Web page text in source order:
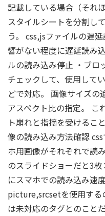
記載している場合（それ
スタイルシートを分割し
う。 css,jsファイルの遅
響がない程度に遅延読み
ルの読み込み停止 ・ブロ
チェックして、使用して
どで対応。 画像サイズの
アスペクト比の指定。 こ
ト崩れと指摘を受けるこ
像の読み込み方法確認
ホ用画像がそれぞれで読
のスライドショーだと3
にスマホでの読み込み速
picture,srcsetを使用する
は未対応のタグとのこと